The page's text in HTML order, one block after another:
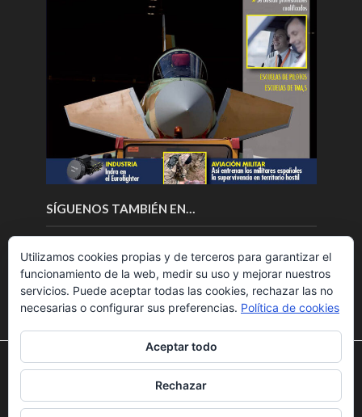
SÍGUENOS TAMBIÉN EN…
Copyright © 2018.Fly News.Noticias aerospacial
UAS aviación comercial
Utilizamos cookies para ofrecerte la mejor experiencia en
nuestra web.
Puedes aprender más sobre qué cookies utilizamos o
desactivarlas en losajustes.
Utilizamos cookies propias y de terceros para garantizar el
funcionamiento de la web, medir su uso y mejorar nuestros
servicios. Puede aceptar todas las cookies, rechazar las no
necesarias o configurar sus preferencias. Política de cookies
Aceptar todo
Rechazar